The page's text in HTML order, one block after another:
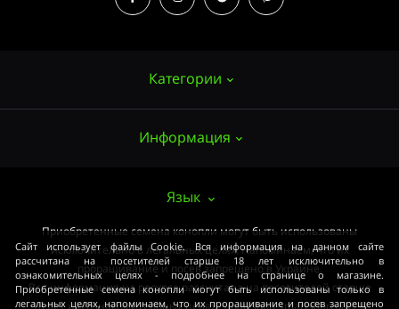
Категории
Мощные сорта
Медицинские сорта
Начинающим
Информация
Публичный договор (ОФЕРТА)
Оплата и доставка
Условия соглашения
Язык
Приобретенные семена конопли могут быть использованы
исключительно в легальных целях. Напоминаем, что их
проращивание и посев запрещено в Украине.
Вся информация на ресурсе рассчитана на посетителей старше
18 лет и в ознакомительных целях. smartshop-smartshop.ua® ©
Сайт использует файлы Cookie. Вся информация на данном сайте
рассчитана на посетителей старше 18 лет исключительно в
ознакомительных целях - подробнее на странице о магазине.
Приобретенные семена конопли могут быть использованы только в
легальных целях, напоминаем, что их проращивание и посев запрещено